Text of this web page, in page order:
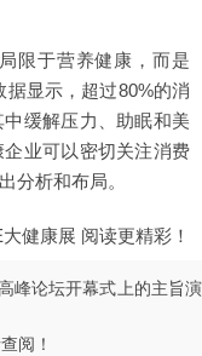
限于营养健康，而是
据显示，超过80%的消
缓解压力、助眠和美
业可以密切关注消费
分析和布局。
大健康展 阅读更精彩！
峰论坛开幕式上的主旨演
阅！